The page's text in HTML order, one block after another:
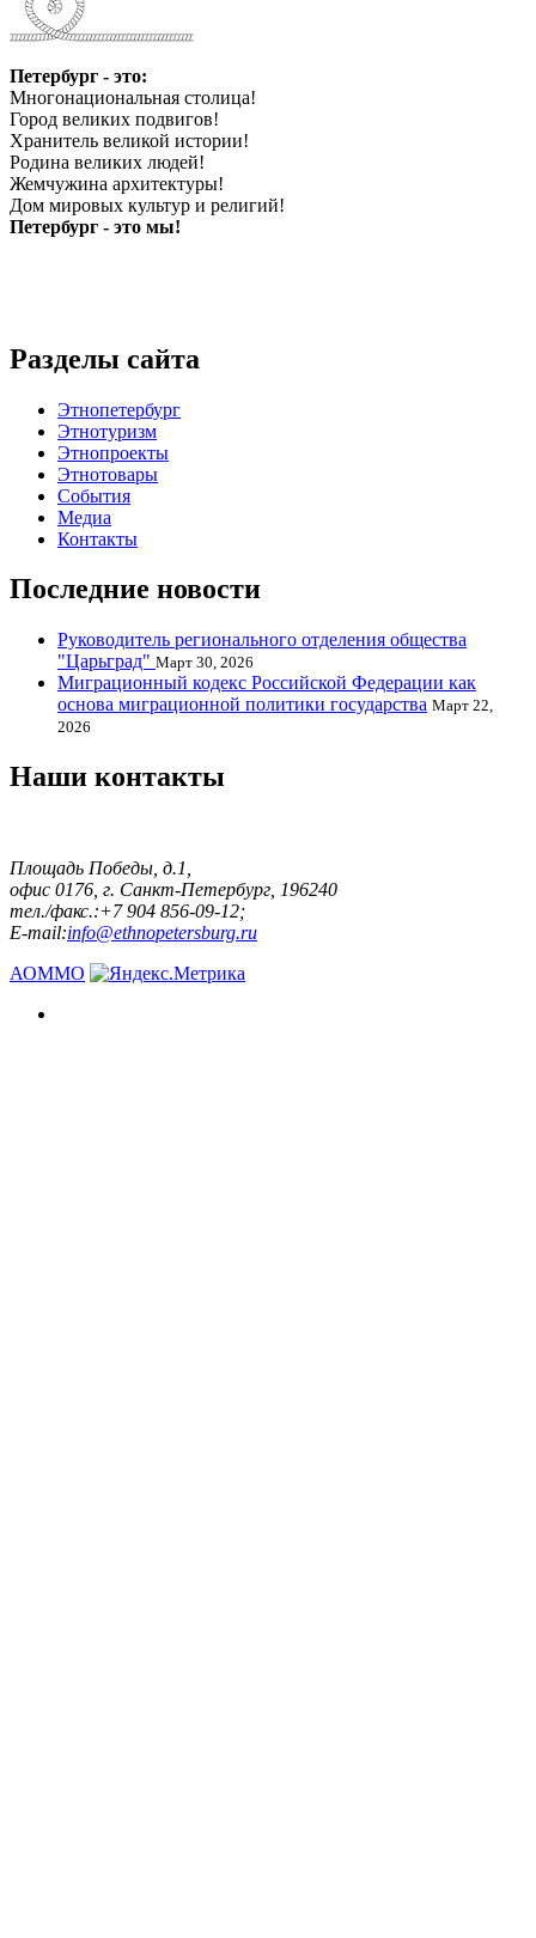
Петербург - это:
Многонациональная столица!
Город великих подвигов!
Хранитель великой истории!
Родина великих людей!
Жемчужина архитектуры!
Дом мировых культур и религий!
Петербург - это мы!
Разделы сайта
Этнопетербург
Этнотуризм
Этнопроекты
Этнотовары
События
Медиа
Контакты
Последние новости
Руководитель регионального отделения общества
"Царьград" Март 30, 2026
Миграционный кодекс Российской Федерации как
основа миграционной политики государства Март 22,
2026
Наши контакты
Площадь Победы, д.1,
офис 0176, г. Санкт-Петербург, 196240
тел./факс.:+7 904 856-09-12;
E-mail:info@ethnopetersburg.ru
АОММО